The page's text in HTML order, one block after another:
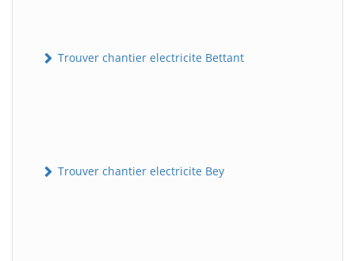
Trouver chantier electricite Bettant
Trouver chantier electricite Bey